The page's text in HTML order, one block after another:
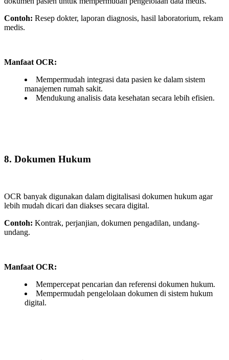
Contoh: Resep dokter, laporan diagnosis, hasil laboratorium, rekam
medis.
Manfaat OCR:
Mempermudah integrasi data pasien ke dalam sistem
manajemen rumah sakit.
Mendukung analisis data kesehatan secara lebih efisien.
8. Dokumen Hukum
OCR banyak digunakan dalam digitalisasi dokumen hukum agar
lebih mudah dicari dan diakses secara digital.
Contoh: Kontrak, perjanjian, dokumen pengadilan, undang-
undang.
Manfaat OCR:
Mempercepat pencarian dan referensi dokumen hukum.
Mempermudah pengelolaan dokumen di sistem hukum
digital.